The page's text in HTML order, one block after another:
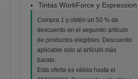
Tintas WorkForce y Expression
Compra 1 y obtén un 50 % de
descuento en el segundo artículo
de productos elegibles. Descuento
aplicable solo al artículo más
barato.
Esta oferta es válida hasta el